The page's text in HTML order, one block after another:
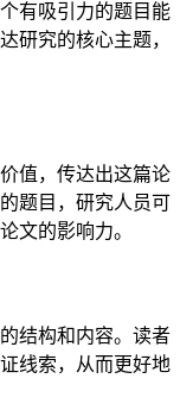
有吸引力的题目能
研究的核心主题，
值，传达出这篇论
题目，研究人员可
文的影响力。
结构和内容。读者
线索，从而更好地